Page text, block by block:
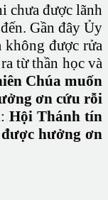
chưa được lãnh
Gần đây Ủy
không được rửa
từ thần học và
Chúa muốn
ơn cứu rỗi
Hội Thánh tín
hưởng ơn